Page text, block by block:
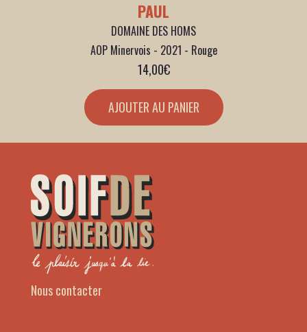
PAUL
DOMAINE DES HOMS
AOP Minervois - 2021 - Rouge
14,00€
AJOUTER AU PANIER
Nous contacter